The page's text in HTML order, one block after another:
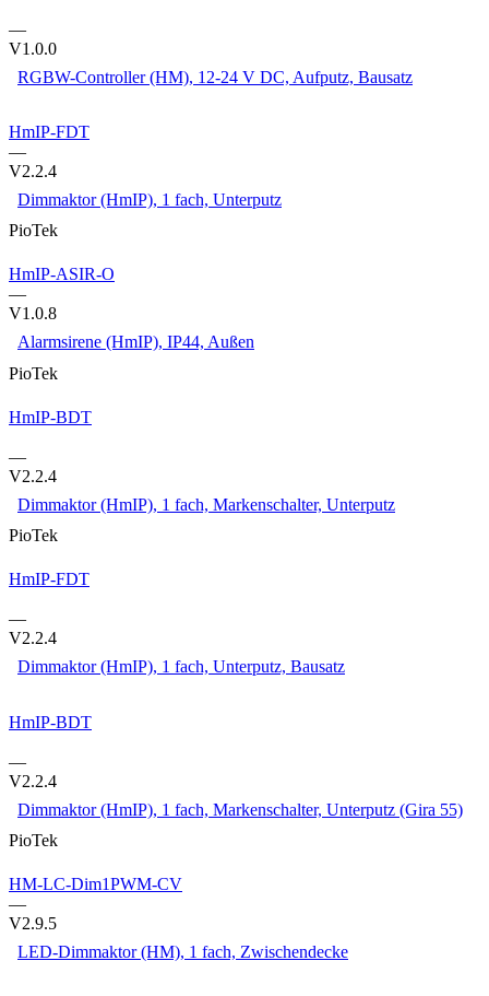
—
V1.0.0
RGBW-Controller (HM), 12-24 V DC, Aufputz, Bausatz
HmIP-FDT
—
V2.2.4
Dimmaktor (HmIP), 1 fach, Unterputz
PioTek
HmIP-ASIR-O
—
V1.0.8
Alarmsirene (HmIP), IP44, Außen
PioTek
HmIP-BDT
—
V2.2.4
Dimmaktor (HmIP), 1 fach, Markenschalter, Unterputz
PioTek
HmIP-FDT
—
V2.2.4
Dimmaktor (HmIP), 1 fach, Unterputz, Bausatz
HmIP-BDT
—
V2.2.4
Dimmaktor (HmIP), 1 fach, Markenschalter, Unterputz (Gira 55)
PioTek
HM-LC-Dim1PWM-CV
—
V2.9.5
LED-Dimmaktor (HM), 1 fach, Zwischendecke